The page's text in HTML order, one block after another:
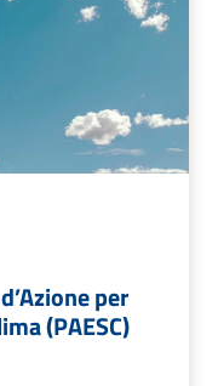
per
(PAESC)